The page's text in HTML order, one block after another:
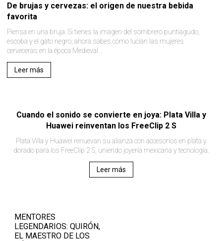
De brujas y cervezas: el origen de nuestra bebida
favorita
Piensa en una bruja. Si tienes la imagen del sombrero puntiagudo,
escoba y el gato negro, ahora sabes cómo lucían las mujeres
cerveceras en la época Medieval. .
Leer más
Cuando el sonido se convierte en joya: Plata Villa y
Huawei reinventan los FreeClip 2 S
Plata Villa y Huawei renuevan su alianza con accesorios en plata y
dorado para los FreeClip 2 S, uniendo joyería mexicana y tecnología.
Leer más
MENTORES
LEGENDARIOS: QUIRÓN,
EL MAESTRO DE LOS